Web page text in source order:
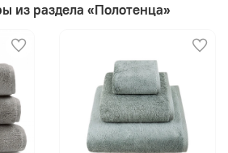
из раздела «Полотенца»